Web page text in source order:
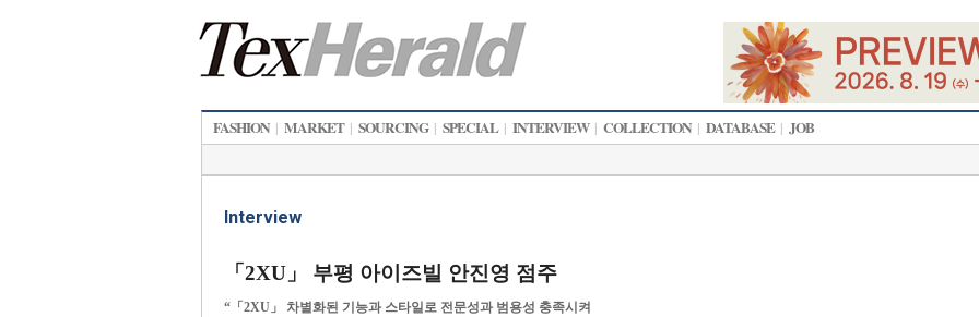
FASHION | MARKET | SOURCING | SPECIAL | INTERVIEW | COLLECTION | DATABASE | JOB
Interview
「2XU」 부평 아이즈빌 안진영 점주
“「2XU」 차별화된 기능과 스타일로 전문성과 범용성 충족시켜